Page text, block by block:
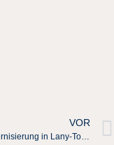
VOR
Schulmodernisierung in Lany-Tounka, Mali